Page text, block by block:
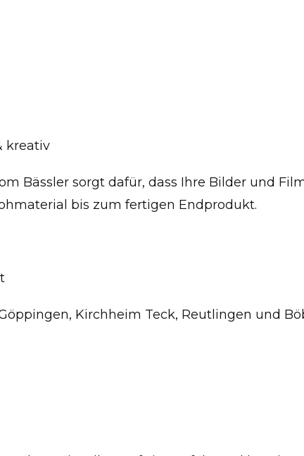
kreativ
Bässler sorgt dafür, dass Ihre Bilder und
bis zum fertigen Endprodukt.
Kirchheim Teck, Reutlingen und